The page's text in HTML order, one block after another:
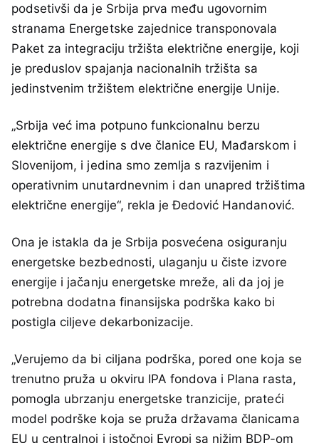
podsetivši da je Srbija prva među ugovornim
stranama Energetske zajednice transponovala
Paket za integraciju tržišta električne energije, koji
je preduslov spajanja nacionalnih tržišta sa
jedinstvenim tržištem električne energije Unije.
„Srbija već ima potpuno funkcionalnu berzu
električne energije s dve članice EU, Mađarskom i
Slovenijom, i jedina smo zemlja s razvijenim i
operativnim unutardnevnim i dan unapred tržištima
električne energije“, rekla je Đedović Handanović.
Ona je istakla da je Srbija posvećena osiguranju
energetske bezbednosti, ulaganju u čiste izvore
energije i jačanju energetske mreže, ali da joj je
potrebna dodatna finansijska podrška kako bi
postigla ciljeve dekarbonizacije.
„Verujemo da bi ciljana podrška, pored one koja se
trenutno pruža u okviru IPA fondova i Plana rasta,
pomogla ubrzanju energetske tranzicije, prateći
model podrške koja se pruža državama članicama
EU u centralnoj i istočnoj Evropi sa nižim BDP-om